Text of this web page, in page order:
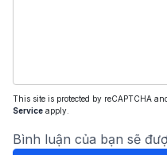
This site is protected by reCAPTCHA
Service apply.
Bình luận của bạn sẽ